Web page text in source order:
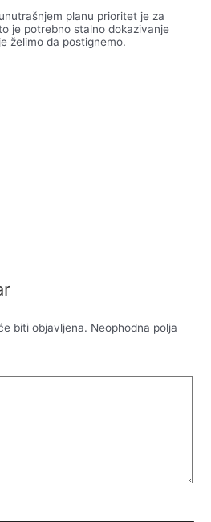
planu prioritet je za
je potrebno stalno dokazivanje
želimo da postignemo.
biti objavljena. Neophodna polja